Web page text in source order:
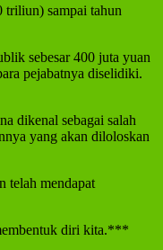
triliun) sampai tahun
sebesar 400 juta yuan
pejabatnya diselidiki.
dikenal sebagai salah
yang akan diloloskan
telah mendapat
diri kita.***